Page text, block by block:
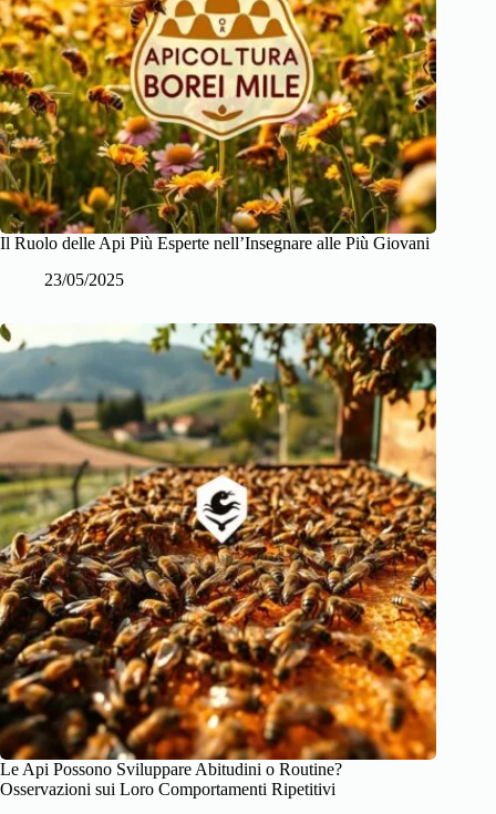
Il Ruolo delle Api Più Esperte nell’Insegnare alle Più Giovani
23/05/2025
Le Api Possono Sviluppare Abitudini o Routine?
Osservazioni sui Loro Comportamenti Ripetitivi